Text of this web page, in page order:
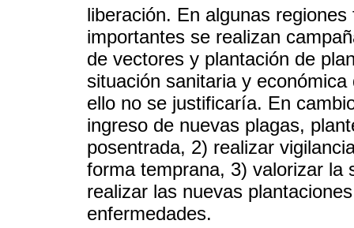
liberación. En algunas
importantes se realizan
de vectores y plantación de
situación sanitaria y
ello no se justificaría. En
ingreso de nuevas plagas,
posentrada, 2) realizar
forma temprana, 3) valorizar la
realizar las nuevas
enfermedades.